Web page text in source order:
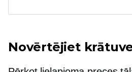
Novērtējiet